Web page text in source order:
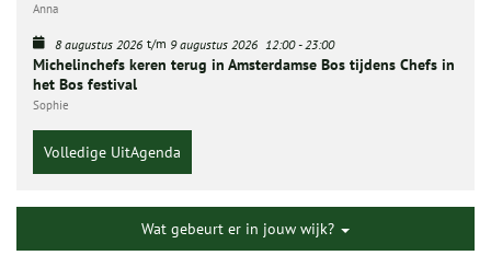
Anna
8 augustus 2026 t/m 9 augustus 2026 12:00-23:00
Michelinchefs keren terug in Amsterdamse Bos tijdens Chefs in
het Bos festival
Sophie
Volledige UitAgenda
Wat gebeurt er in jouw wijk?